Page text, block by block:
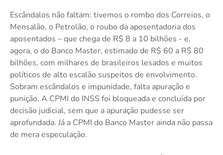
Escândalos não faltam: tivemos o rombo dos Correios, o
Mensalão, o Petrolão, o roubo da aposentadoria dos
aposentados – que chega de R$ 8 a 10 bilhões - e,
agora, o do Banco Master, estimado de R$ 60 a R$ 80
bilhões, com milhares de brasileiros lesados e muitos
políticos de alto escalão suspeitos de envolvimento.
Sobram escândalos e impunidade, falta apuração e
punição. A CPMI do INSS foi bloqueada e concluída por
decisão judicial, sem que a apuração pudesse ser
aprofundada. Já a CPMI do Banco Master ainda não passa
de mera especulação.